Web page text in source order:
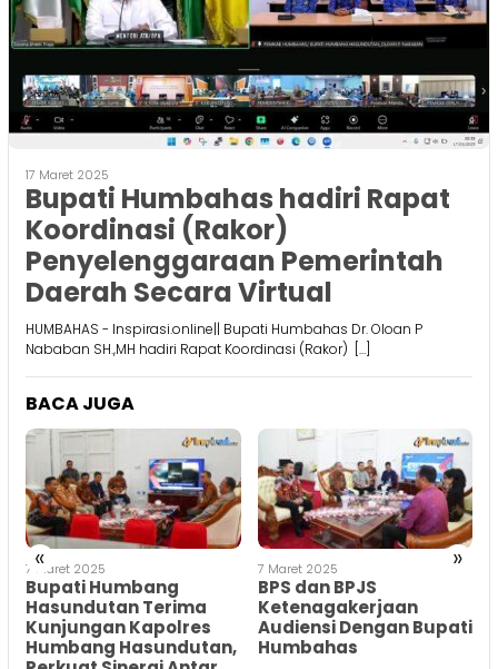
17 Maret 2025
Bupati Humbahas hadiri Rapat
Koordinasi (Rakor)
Penyelenggaraan Pemerintah
Daerah Secara Virtual
HUMBAHAS - Inspirasi.online|| Bupati Humbahas Dr. Oloan P
Nababan SH.,MH hadiri Rapat Koordinasi (Rakor) […]
BACA JUGA
« »
7 Maret 2025
Bupati Humbang
Hasundutan Terima
Kunjungan Kapolres
Humbang Hasundutan,
7 Maret 2025
BPS dan BPJS
Ketenagakerjaan
Audiensi Dengan Bupati
Humbahas